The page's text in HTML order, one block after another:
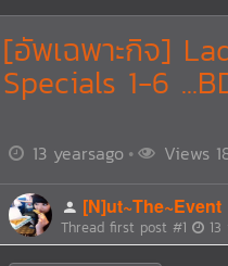
[อัพเฉพาะกิจ]
Specials 1-6
13 yearsago Views
[N]ut~The~Event
Thread first post #1 13